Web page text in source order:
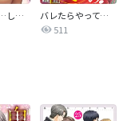
秘密の遊び…しませんか？～ヘルパーメイドにお任せください【特別修正版】【タテヨミ】
バレたらやってもいいの？【特別修正版】【タテヨミ】
511